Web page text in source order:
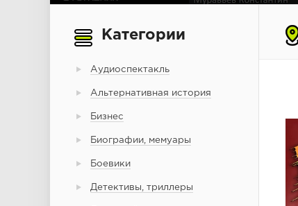
Категории
Аудиоспектакль
Альтернативная история
Бизнес
Биографии, мемуары
Боевики
Детективы, триллеры